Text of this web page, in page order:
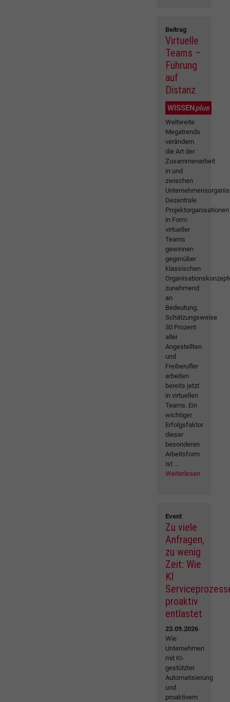
Beitrag
Virtuelle
Teams –
Führung
auf
Distanz
WISSENplus
Weltweite
Megatrends
verändern
die Art der
Zusammenarbeit
in und
zwischen
Dezentrale
Projektorganisationen
in Form
virtueller
Teams
gewinnen
gegenüber
klassischen
zunehmend
an
Bedeutung.
Schätzungsweise
30 Prozent
aller
Angestellten
und
Freiberufler
arbeiten
bereits jetzt
in virtuellen
Teams. Ein
wichtiger
Erfolgsfaktor
dieser
besonderen
Arbeitsform
ist ...
Weiterlesen
Event
Zu viele
Anfragen,
zu wenig
Zeit: Wie
KI
proaktiv
entlastet
23.09.2026
Wie
Unternehmen
mit KI-
gestützter
Automatisierung
und
proaktivem